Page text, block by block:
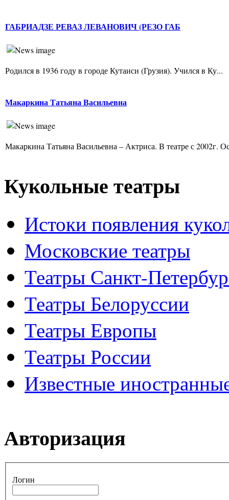
ГАБРИАДЗЕ РЕВАЗ ЛЕВАНОВИЧ (РЕЗО ГАБ
Родился в 1936 году в городе Кутаиси (Грузия). Учился в Ку...
Макаркина Татьяна Васильевна
Макаркина Татьяна Васильевна – Актриса. В театре с 2002г.
Кукольные театры
Истоки появления
Московские театры
Театры Санкт-
Театры Белоруссии
Театры Европы
Театры России
Известные
Авторизация
Логин